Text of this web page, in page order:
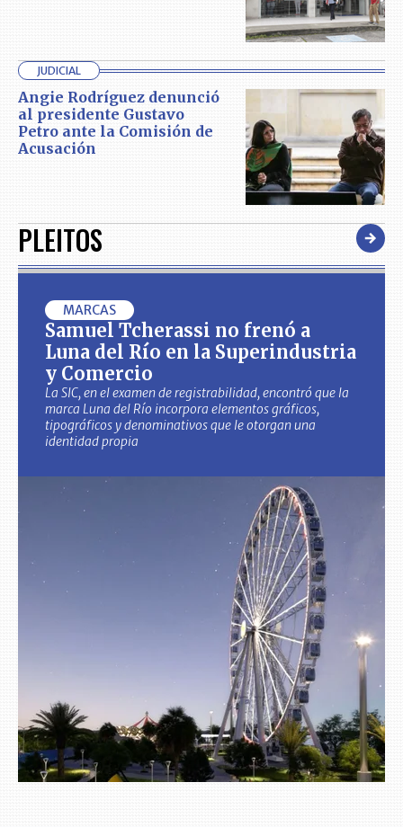
JUDICIAL
Angie Rodríguez denunció
al presidente Gustavo
Petro ante la Comisión de
Acusación
PLEITOS
MARCAS
Samuel Tcherassi no frenó a
Luna del Río en la Superindustria
y Comercio
La SIC, en el examen de registrabilidad, encontró que la
marca Luna del Río incorpora elementos gráficos,
tipográficos y denominativos que le otorgan una
identidad propia